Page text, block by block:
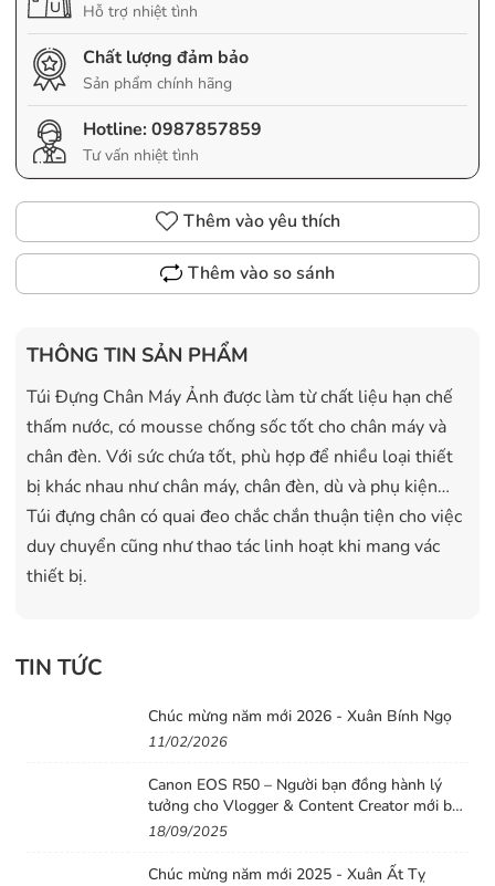
Hỗ trợ nhiệt tình
Chất lượng đảm bảo
Sản phẩm chính hãng
Hotline:0987857859
Tư vấn nhiệt tình
Thêm vào yêu thích
Thêm vào so sánh
THÔNG TIN SẢN PHẨM
Túi Đựng Chân Máy Ảnh được làm từ chất liệu hạn chế
thấm nước, có mousse chống sốc tốt cho chân máy và
chân đèn. Với sức chứa tốt, phù hợp để nhiều loại thiết
bị khác nhau như chân máy, chân đèn, dù và phụ kiện…
Túi đựng chân có quai đeo chắc chắn thuận tiện cho việc
duy chuyển cũng như thao tác linh hoạt khi mang vác
thiết bị.
TIN TỨC
Chúc mừng năm mới 2026 - Xuân Bính Ngọ
11/02/2026
Canon EOS R50 – Người bạn đồng hành lý
tưởng cho Vlogger & Content Creator mới bắt
đầu
18/09/2025
Chúc mừng năm mới 2025 - Xuân Ất Tỵ